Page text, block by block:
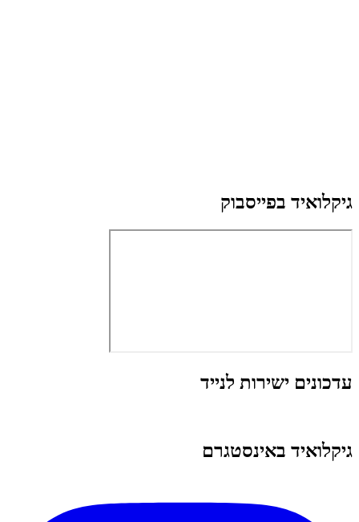
גיקלואיד בפייסבוק
עדכונים ישירות לנייד
גיקלואיד באינסטגרם